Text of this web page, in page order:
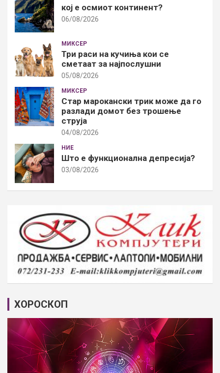
кој е осмиот континент?
06/08/2026
МИКСЕР
Три раси на кучиња кои се
сметаат за најпослушни
05/08/2026
МИКСЕР
Стар марокански трик може да го
разлади домот без трошење
струја
04/08/2026
НИЕ
Што е функционална депресија?
03/08/2026
ХОРОСКОП